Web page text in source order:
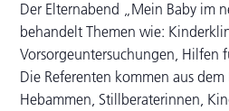
Der Elternabend „Mein Baby im
behandelt Themen wie:
Vorsorgeuntersuchungen, Hilfen
Die Referenten kommen aus dem
Hebammen, Stillberaterinnen,